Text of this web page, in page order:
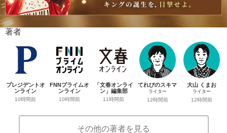
著者
プレジデントオ
ンライン
10時間前
FNNプライムオ
ンライン
10時間前
「文春オンライ
ン」編集部
11時間前
てれびのスキマ
ライター
12時間前
大山 くまお
ライター
12時間前
その他の著者を見る